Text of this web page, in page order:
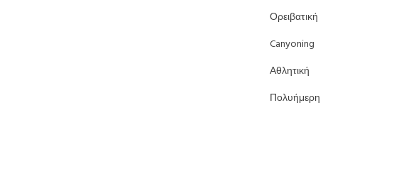
Ορειβατική
Canyoning
Αθλητική
Πολυήμερη